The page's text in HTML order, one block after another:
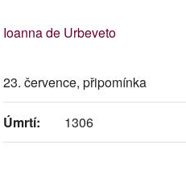
Ioanna de Urbeveto
23. července, připomínka
Úmrtí: 1306